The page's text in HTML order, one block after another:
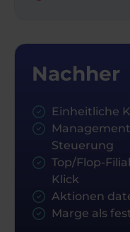
Nachher
Einheitliche
Steuerung
Top/Flop-
Klick
Aktionen
Marge als